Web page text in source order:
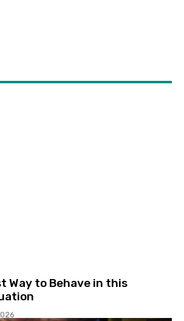
Way to Behave in this